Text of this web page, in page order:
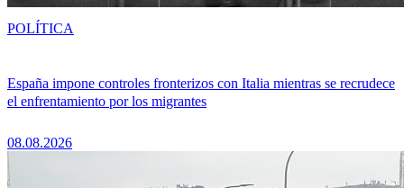
España impone controles fronterizos con Italia mientras se recrudece
el enfrentamiento por los migrantes
08.08.2026
POLÍTICA